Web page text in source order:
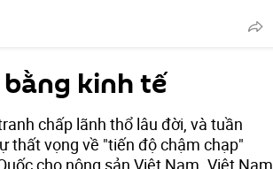
kinh tế
chấp lãnh thổ lâu đời, và tuần
thất vọng về "tiến độ chậm chạp"
cho nông sản Việt Nam. Việt Nam